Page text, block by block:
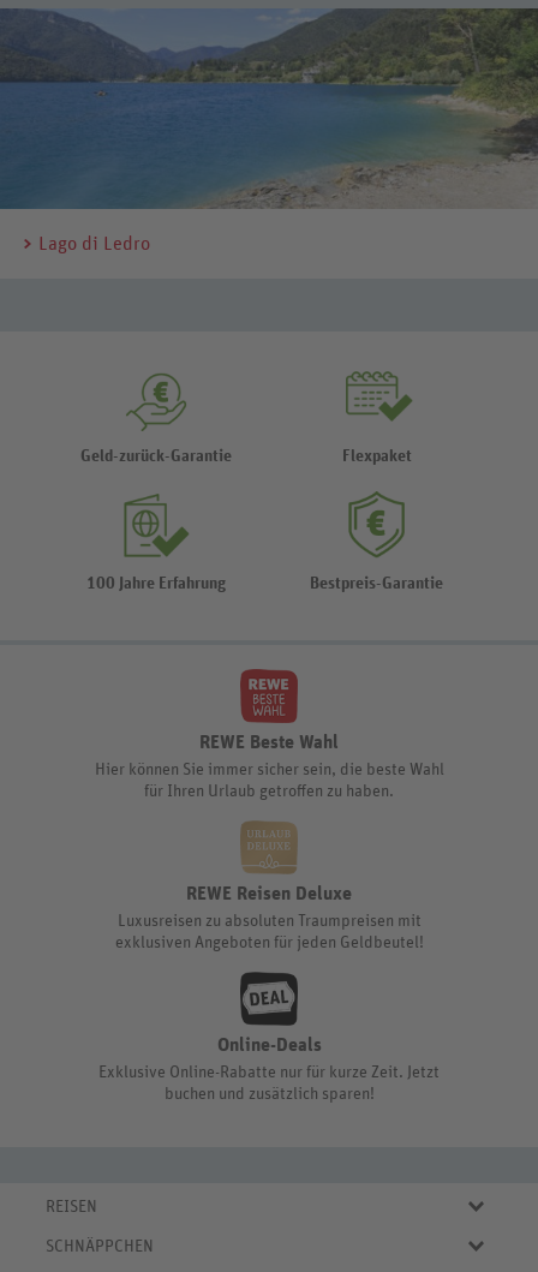
Lago di Ledro
Geld-zurück-Garantie Flexpaket
100 Jahre Erfahrung Bestpreis-Garantie
REWE Beste Wahl
Hier können Sie immer sicher sein, die beste Wahl
für Ihren Urlaub getroffen zu haben.
REWE Reisen Deluxe
Luxusreisen zu absoluten Traumpreisen mit
exklusiven Angeboten für jeden Geldbeutel!
Online-Deals
Exklusive Online-Rabatte nur für kurze Zeit. Jetzt
buchen und zusätzlich sparen!
REISEN
Eigene Anreise
SCHNÄPPCHEN